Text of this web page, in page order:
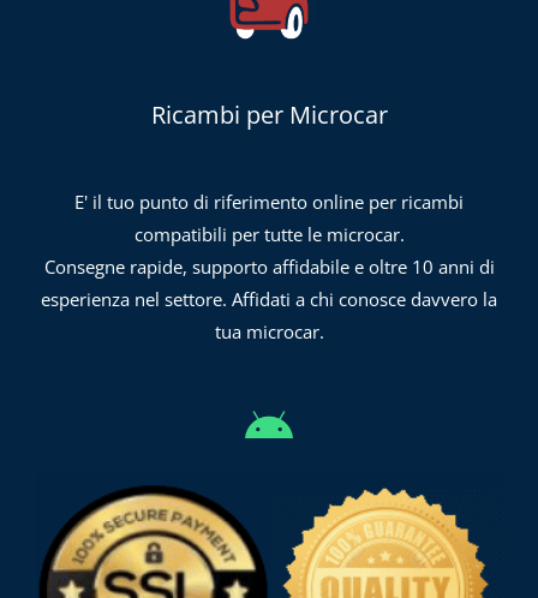
Ricambi per Microcar
E' il tuo punto di riferimento online per ricambi
compatibili per tutte le microcar.
Consegne rapide, supporto affidabile e oltre 10 anni di
esperienza nel settore. Affidati a chi conosce davvero la
tua microcar.